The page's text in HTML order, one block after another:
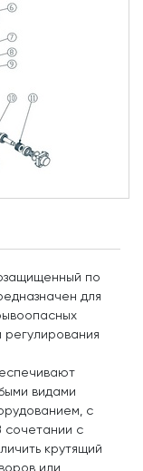
по
для
регулирования
видами
с
сочетании с
крутящий
или